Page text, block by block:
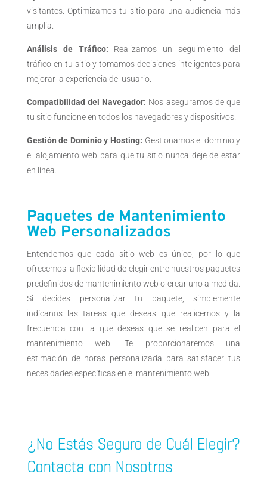
visitantes. Optimizamos tu sitio para una audiencia más
amplia.
Análisis de Tráfico: Realizamos un seguimiento del
tráfico en tu sitio y tomamos decisiones inteligentes para
mejorar la experiencia del usuario.
Compatibilidad del Navegador: Nos aseguramos de que
tu sitio funcione en todos los navegadores y dispositivos.
Gestión de Dominio y Hosting: Gestionamos el dominio y
el alojamiento web para que tu sitio nunca deje de estar
en línea.
Paquetes de Mantenimiento
Web Personalizados
Entendemos que cada sitio web es único, por lo que
ofrecemos la flexibilidad de elegir entre nuestros paquetes
predefinidos de mantenimiento web o crear uno a medida.
Si decides personalizar tu paquete, simplemente
indícanos las tareas que deseas que realicemos y la
frecuencia con la que deseas que se realicen para el
mantenimiento web. Te proporcionaremos una
estimación de horas personalizada para satisfacer tus
necesidades específicas en el mantenimiento web.
¿No Estás Seguro de Cuál Elegir?
Contacta con Nosotros